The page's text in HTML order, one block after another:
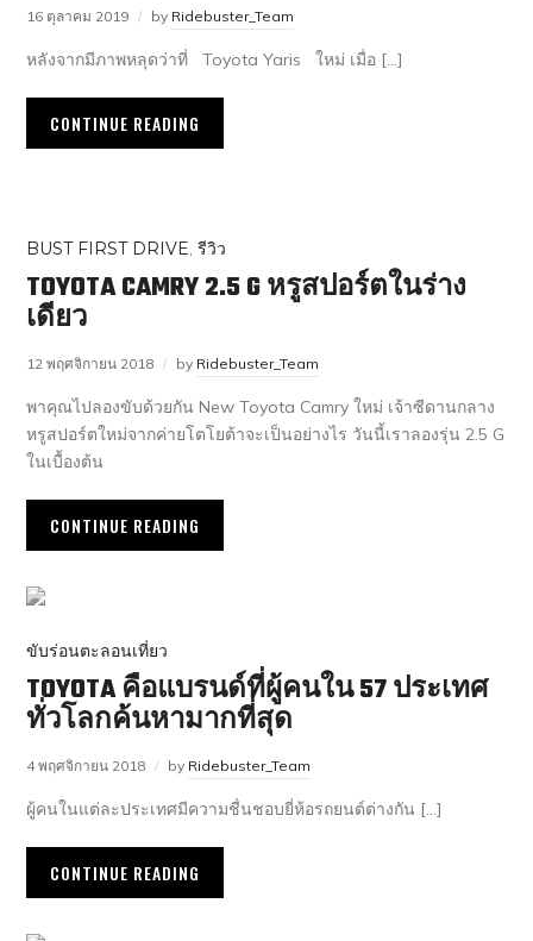
16 ตุลาคม 2019 by Ridebuster_Team
หลังจากมีภาพหลุดว่าที่ Toyota Yaris ใหม่ เมื่อ […]
CONTINUE READING
BUST FIRST DRIVE,รีวิว
TOYOTA CAMRY 2.5 G หรูสปอร์ตในร่าง
เดียว
12 พฤศจิกายน 2018 by Ridebuster_Team
พาคุณไปลองขับด้วยกัน New Toyota Camry ใหม่ เจ้าซีดานกลาง
หรูสปอร์ตใหม่จากค่ายโตโยต้าจะเป็นอย่างไร วันนี้เราลองรุ่น 2.5 G
ในเบื้องต้น
CONTINUE READING
ขับร่อนตะลอนเที่ยว
TOYOTA คือแบรนด์ที่ผู้คนใน 57 ประเทศ
ทั่วโลกค้นหามากที่สุด
4 พฤศจิกายน 2018 by Ridebuster_Team
ผู้คนในแต่ละประเทศมีความชื่นชอบยี่ห้อรถยนต์ต่างกัน […]
CONTINUE READING